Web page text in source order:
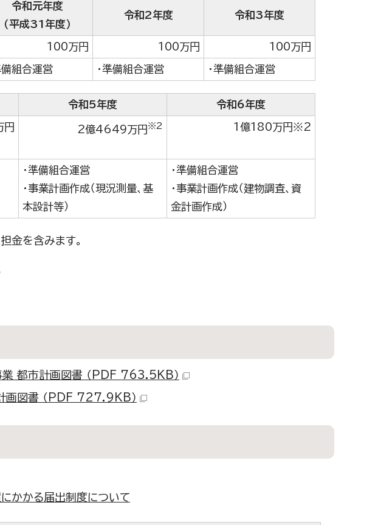
令和元年度
（平成31年度）
令和2年度 令和3年度
100万円 100万円 100万円
備組合運営 ・準備組合運営 ・準備組合運営
令和5年度 令和6年度
円 2億4649万円 ※2 1億180万円※2
・準備組合運営
・事業計画作成（現況測量、基
本設計等）
・準備組合運営
・事業計画作成（建物調査、資
金計画作成）
金を含みます。
都市計画図書 （PDF 763.5KB）
画図書 （PDF 727.9KB）
かかる届出制度について